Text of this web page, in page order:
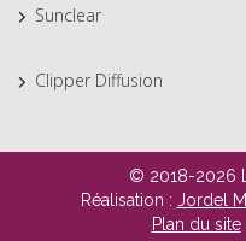
Sunclear
Clipper Diffusion
© 2018-2026
Réalisation : Jordel
Plan du site